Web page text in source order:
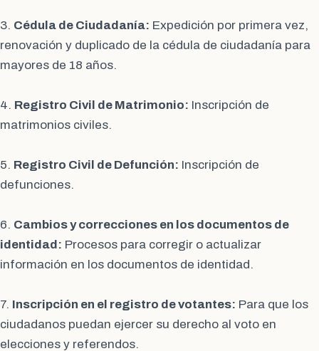
3. Cédula de Ciudadanía: Expedición por primera vez,
renovación y duplicado de la cédula de ciudadanía para
mayores de 18 años.
4. Registro Civil de Matrimonio: Inscripción de
matrimonios civiles.
5. Registro Civil de Defunción: Inscripción de
defunciones.
6. Cambios y correcciones en los documentos de
identidad: Procesos para corregir o actualizar
información en los documentos de identidad.
7. Inscripción en el registro de votantes: Para que los
ciudadanos puedan ejercer su derecho al voto en
elecciones y referendos.